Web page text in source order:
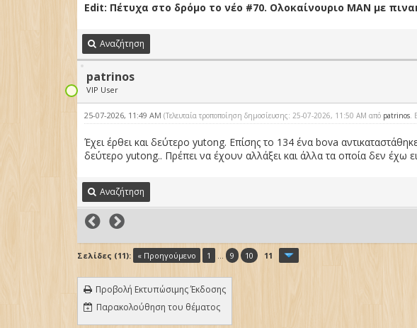
Edit: Πέτυχα στο δρόμο το νέο #70. Ολοκαίνουριο MAN με
Αναζήτηση
patrinos
VIP User
25-07-2026, 11:49 AM(Τελευταία τροποποίηση δημοσίευσης: 25-07-2026, 11:50 AM από patrinos.
Έχει έρθει και δεύτερο yutong. Επίσης το 134 ένα bova
δεύτερο yutong.. Πρέπει να έχουν αλλάξει και άλλα τα οποία δεν έχω
Αναζήτηση
Σελίδες (11): « Προηγούμενο 1 ... 9 10 11
Προβολή Εκτυπώσιμης Έκδοσης
Παρακολούθηση του θέματος